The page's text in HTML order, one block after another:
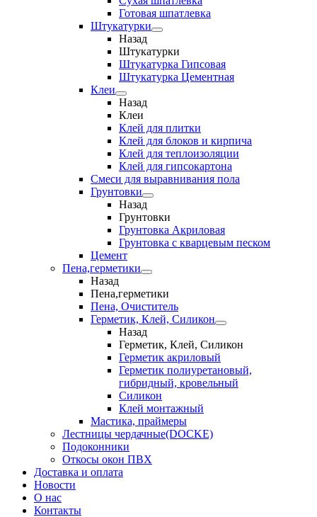
Готовая шпатлевка
Штукатурки
Назад
Штукатурки
Штукатурка Гипсовая
Штукатурка Цементная
Клеи
Назад
Клеи
Клей для плитки
Клей для блоков и кирпича
Клей для теплоизоляции
Клей для гипсокартона
Смеси для выравнивания пола
Грунтовки
Назад
Грунтовки
Грунтовка Акриловая
Грунтовка с кварцевым песком
Цемент
Пена,герметики
Назад
Пена,герметики
Пена, Очиститель
Герметик, Клей, Силикон
Назад
Герметик, Клей, Силикон
Герметик акриловый
Герметик полиуретановый,
гибридный, кровельный
Силикон
Клей монтажный
Мастика, праймеры
Лестницы чердачные(DOCKE)
Подоконники
Откосы окон ПВХ
Доставка и оплата
Новости
О нас
Контакты